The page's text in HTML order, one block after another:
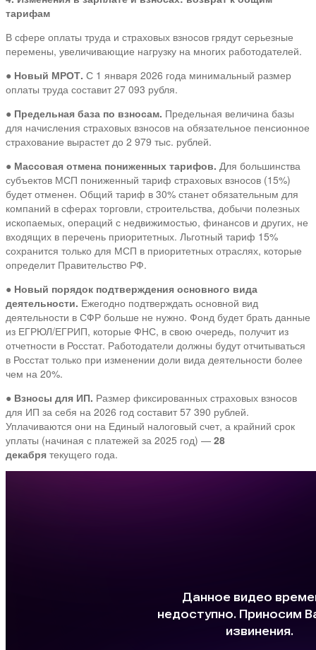
тарифам
В сфере оплаты труда и страховых взносов грядут серьезные
перемены, увеличивающие нагрузку на многих работодателей.
● Новый МРОТ. С 1 января 2026 года минимальный размер
оплаты труда составит 27 093 рубля.
● Предельная база по взносам. Предельная величина базы
для начисления страховых взносов на обязательное пенсионное
страхование вырастет до 2 979 тыс. рублей.
● Массовая отмена пониженных тарифов. Для большинства
субъектов МСП пониженный тариф страховых взносов (15%)
будет отменен. Общий тариф в 30% станет обязательным для
компаний в сферах торговли, строительства, добычи полезных
ископаемых, операций с недвижимостью, финансов и других, не
входящих в перечень приоритетных. Льготный тариф 15%
сохранится только для МСП в приоритетных отраслях, которые
определит Правительство РФ.
● Новый порядок подтверждения основного вида
деятельности. Ежегодно подтверждать основной вид
деятельности в СФР больше не нужно. Фонд будет брать данные
из ЕГРЮЛ/ЕГРИП, которые ФНС, в свою очередь, получит из
отчетности в Росстат. Работодатели должны будут отчитываться
в Росстат только при изменении доли вида деятельности более
чем на 20%.
● Взносы для ИП. Размер фиксированных страховых взносов
для ИП за себя на 2026 год составит 57 390 рублей.
Уплачиваются они на Единый налоговый счет, а крайний срок
уплаты (начиная с платежей за 2025 год) — 28
декабря текущего года.